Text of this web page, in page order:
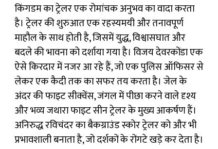
किंगडम का ट्रेलर एक रोमांचक अनुभव का वादा करता
है। ट्रेलर की शुरुआत एक रहस्यमयी और तनावपूर्ण
माहौल के साथ होती है, जिसमें युद्ध, विश्वासघात और
बदले की भावना को दर्शाया गया है। विजय देवरकोंडा एक
ऐसे किरदार में नजर आ रहे हैं, जो एक पुलिस ऑफिसर से
लेकर एक कैदी तक का सफर तय करता है। जेल के
अंदर की फाइट सीक्वेंस, जंगल में पीछा करने वाले दृश्य
और भव्य जथारा फाइट सीन ट्रेलर के मुख्य आकर्षण हैं।
अनिरुद्ध रविचंदर का बैकग्राउंड स्कोर ट्रेलर को और भी
प्रभावशाली बनाता है, जो दर्शकों के रोंगटे खड़े कर देता है।